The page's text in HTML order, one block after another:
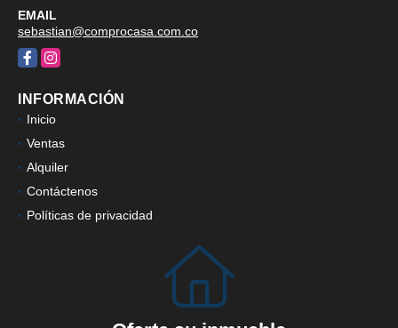
EMAIL
sebastian@comprocasa.com.co
FacebookInstagram
INFORMACIÓN
Inicio
Ventas
Alquiler
Contáctenos
Políticas de privacidad